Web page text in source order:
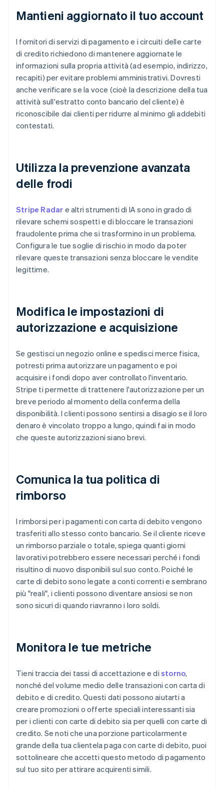
Mantieni aggiornato il tuo account
I fornitori di servizi di pagamento e i circuiti delle carte
di credito richiedono di mantenere aggiornate le
informazioni sulla propria attività (ad esempio, indirizzo,
recapiti) per evitare problemi amministrativi. Dovresti
anche verificare se la voce (cioè la descrizione della tua
attività sull'estratto conto bancario del cliente) è
riconoscibile dai clienti per ridurre al minimo gli addebiti
contestati.
Utilizza la prevenzione avanzata
delle frodi
Stripe Radar e altri strumenti di IA sono in grado di
rilevare schemi sospetti e di bloccare le transazioni
fraudolente prima che si trasformino in un problema.
Configura le tue soglie di rischio in modo da poter
rilevare queste transazioni senza bloccare le vendite
legittime.
Modifica le impostazioni di
autorizzazione e acquisizione
Se gestisci un negozio online e spedisci merce fisica,
potresti prima autorizzare un pagamento e poi
acquisire i fondi dopo aver controllato l'inventario.
Stripe ti permette di trattenere l'autorizzazione per un
breve periodo al momento della conferma della
disponibilità. I clienti possono sentirsi a disagio se il loro
denaro è vincolato troppo a lungo, quindi fai in modo
che queste autorizzazioni siano brevi.
Comunica la tua politica di
rimborso
I rimborsi per i pagamenti con carta di debito vengono
trasferiti allo stesso conto bancario. Se il cliente riceve
un rimborso parziale o totale, spiega quanti giorni
lavorativi potrebbero essere necessari perché i fondi
risultino di nuovo disponibili sul suo conto. Poiché le
carte di debito sono legate a conti correnti e sembrano
più "reali", i clienti possono diventare ansiosi se non
sono sicuri di quando riavranno i loro soldi.
Monitora le tue metriche
Tieni traccia dei tassi di accettazione e di storno,
nonché del volume medio delle transazioni con carta di
debito e di credito. Questi dati possono aiutarti a
creare promozioni o offerte speciali interessanti sia
per i clienti con carte di debito sia per quelli con carte di
credito. Se noti che una porzione particolarmente
grande della tua clientela paga con carte di debito, puoi
sottolineare che accetti questo metodo di pagamento
sul tuo sito per attirare acquirenti simili.